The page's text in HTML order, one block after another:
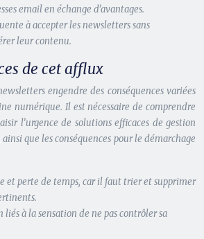
email en échange d’avantages.
à accepter les newsletters sans
leur contenu.
de cet afflux
engendre des conséquences variées
numérique. Il est nécessaire de comprendre
l’urgence de solutions efficaces de gestion
que les conséquences pour le démarchage
et perte de temps, car il faut trier et supprimer
liés à la sensation de ne pas contrôler sa